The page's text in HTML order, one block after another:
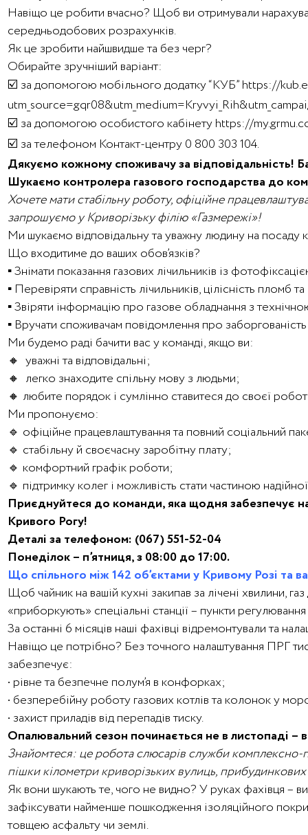
Навіщо це робити вчасно? Щоб ви отримували
середньодобових розрахунків.
Як це зробити найшвидше та без черг?
Обирайте зручніший варіант:
☑️ за допомогою мобільного додатку “КУБ” https://
☑️ за допомогою особистого кабінету https://
☑️ за телефоном Контакт-центру 0 800 303 104.
Дякуємо кожному споживачу за відповідальність!
Шукаємо контролера газового господарства до
Хочете мати стабільну роботу, офіційне
запрошуємо у Криворізьку філію «Газмережі»!
Ми шукаємо відповідальну та уважну людину на посаду
Що входитиме до ваших обов’язків?
▪️ Знімати показання газових лічильників із
▪️ Перевіряти справність лічильників, цілісність пломб
▪️ Звіряти інформацію про газове обладнання з
▪️ Вручати споживачам повідомлення про
Ми будемо раді бачити вас у команді, якщо ви:
🔸 уважні та відповідальні;
🔸 легко знаходите спільну мову з людьми;
🔸 любите порядок і сумлінно ставитеся до своєї
Ми пропонуємо:
🔹 офіційне працевлаштування та повний соціальний
🔹 стабільну й своєчасну заробітну плату;
🔹 комфортний графік роботи;
🔹 підтримку колег і можливість стати частиною
Приєднуйтеся до команди, яка щодня забезпечує
Кривого Рогу!
Деталі за телефоном: (067) 551-52-04
Понеділок – п’ятниця, з 08:00 до 17:00.
Що спільного між 142 об’єктами у Кривому Розі та
Щоб чайник на вашій кухні закипав за лічені хвилини,
«приборкують» спеціальні станції – пункти
За останні 6 місяців наші фахівці відремонтували та
Навіщо це потрібно? Без точного налаштування ПРГ
забезпечує:
• рівне та безпечне полум’я в конфорках;
• безперебійну роботу газових котлів та колонок у
• захист приладів від перепадів тиску.
Опалювальний сезон починається не в листопаді –
Знайомтеся: це робота слюсарів служби
пішки кілометри криворізьких вулиць,
Як вони шукають те, чого не видно? У руках фахівця –
зафіксувати найменше пошкодження ізоляційного
товщею асфальту чи землі.